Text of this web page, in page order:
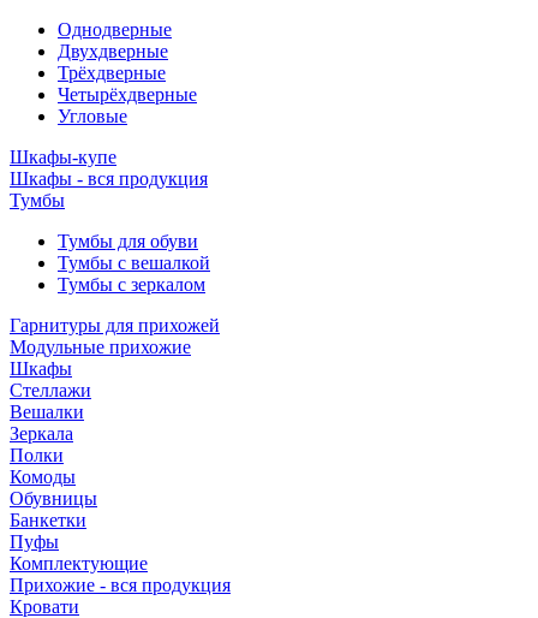
Однодверные
Двухдверные
Трёхдверные
Четырёхдверные
Угловые
Шкафы-купе
Шкафы - вся продукция
Тумбы
Тумбы для обуви
Тумбы с вешалкой
Тумбы с зеркалом
Гарнитуры для прихожей
Модульные прихожие
Шкафы
Стеллажи
Вешалки
Зеркала
Полки
Комоды
Обувницы
Банкетки
Пуфы
Комплектующие
Прихожие - вся продукция
Кровати